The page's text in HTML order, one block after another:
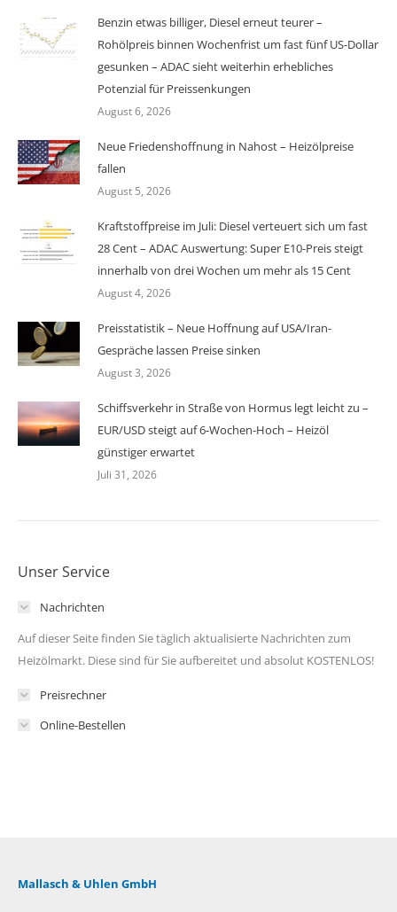
Benzin etwas billiger, Diesel erneut teurer –
Rohölpreis binnen Wochenfrist um fast fünf US-Dollar
gesunken – ADAC sieht weiterhin erhebliches
Potenzial für Preissenkungen
August 6, 2026
Neue Friedenshoffnung in Nahost – Heizölpreise
fallen
August 5, 2026
Kraftstoffpreise im Juli: Diesel verteuert sich um fast
28 Cent – ADAC Auswertung: Super E10-Preis steigt
innerhalb von drei Wochen um mehr als 15 Cent
August 4, 2026
Preisstatistik – Neue Hoffnung auf USA/Iran-
Gespräche lassen Preise sinken
August 3, 2026
Schiffsverkehr in Straße von Hormus legt leicht zu –
EUR/USD steigt auf 6-Wochen-Hoch – Heizöl
günstiger erwartet
Juli 31, 2026
Unser Service
Nachrichten
Auf dieser Seite finden Sie täglich aktualisierte Nachrichten zum
Heizölmarkt. Diese sind für Sie aufbereitet und absolut KOSTENLOS!
Preisrechner
Online-Bestellen
Mallasch & Uhlen GmbH